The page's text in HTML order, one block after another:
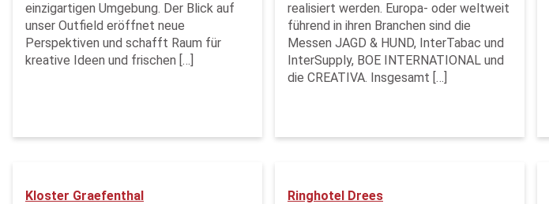
einzigartigen Umgebung. Der Blick auf
unser Outfield eröffnet neue
Perspektiven und schafft Raum für
kreative Ideen und frischen […]
realisiert werden. Europa- oder weltweit
führend in ihren Branchen sind die
Messen JAGD & HUND, InterTabac und
InterSupply, BOE INTERNATIONAL und
die CREATIVA. Insgesamt […]
Kloster Graefenthal Ringhotel Drees